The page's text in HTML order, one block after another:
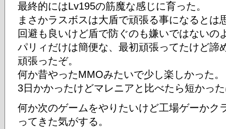
最終的にはLv195の筋魔な感じに育った。
まさかラスボスは大盾で頑張る事になるとは
回避も良いけど盾で防ぐのも嫌いではないの
パリィだけは簡便な、最初頑張ってたけど諦
頑張ったぞ。
何か昔やったMMOみたいで少し楽しかった。
3日かかったけどマレニアと比べたら短かっ
何か次のゲームをやりたいけど工場ゲーかク
ってきた気がする。